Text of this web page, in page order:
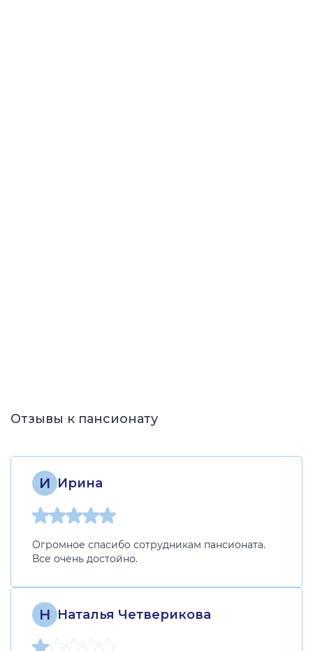
Отзывы к пансионату
И Ирина
Огромное спасибо сотрудникам пансионата.
Все очень достойно.
Н Наталья Четверикова